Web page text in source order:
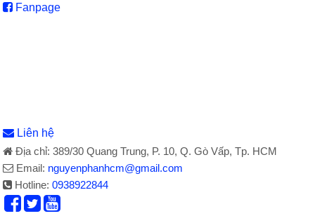
Fanpage
Liên hệ
Địa chỉ: 389/30 Quang Trung, P. 10, Q. Gò Vấp, Tp. HCM
Email: nguyenphanhcm@gmail.com
Hotline:0938922844